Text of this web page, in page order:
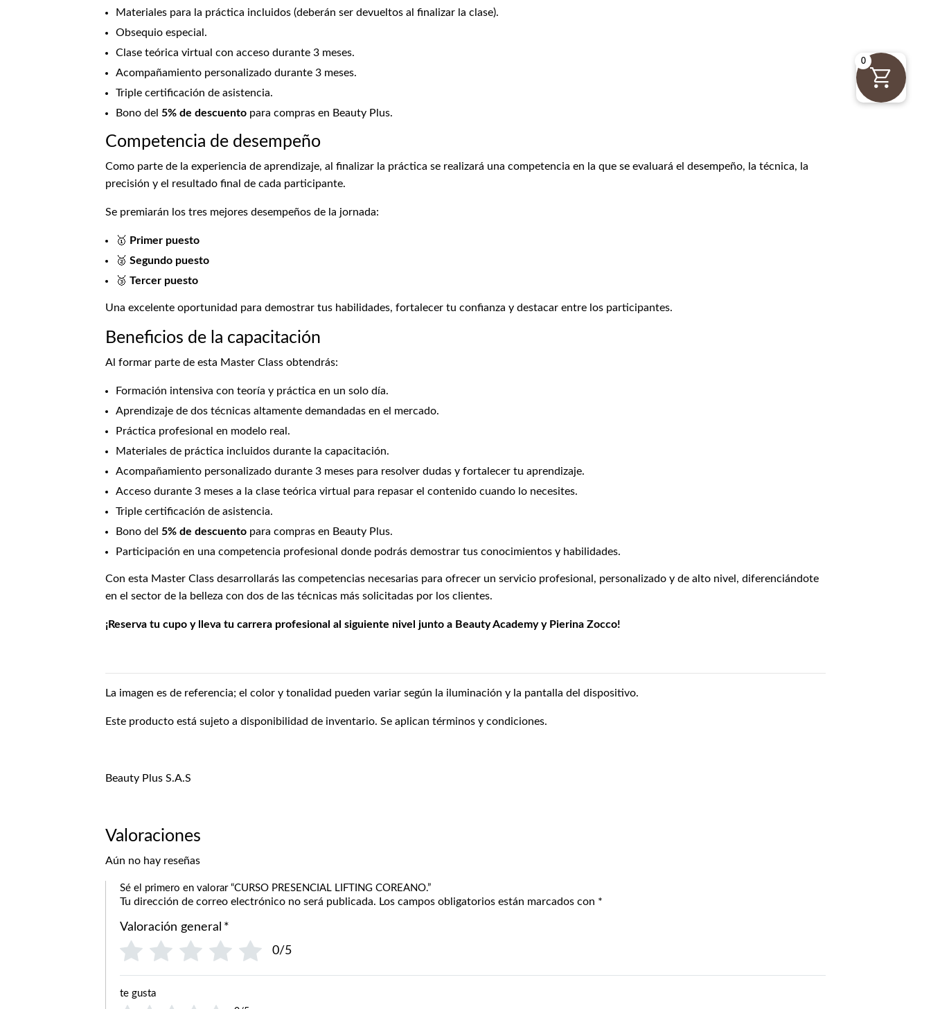
Materiales para la práctica incluidos (deberán ser devueltos al finalizar la clase).
Obsequio especial.
Clase teórica virtual con acceso durante 3 meses.
Acompañamiento personalizado durante 3 meses.
Triple certificación de asistencia.
Bono del 5% de descuento para compras en Beauty Plus.
Competencia de desempeño
Como parte de la experiencia de aprendizaje, al finalizar la práctica se realizará una competencia en la que se evaluará el desempeño, la técnica, la
precisión y el resultado final de cada participante.
Se premiarán los tres mejores desempeños de la jornada:
🥇 Primer puesto
🥈 Segundo puesto
🥉 Tercer puesto
Una excelente oportunidad para demostrar tus habilidades, fortalecer tu confianza y destacar entre los participantes.
Beneficios de la capacitación
Al formar parte de esta Master Class obtendrás:
Formación intensiva con teoría y práctica en un solo día.
Aprendizaje de dos técnicas altamente demandadas en el mercado.
Práctica profesional en modelo real.
Materiales de práctica incluidos durante la capacitación.
Acompañamiento personalizado durante 3 meses para resolver dudas y fortalecer tu aprendizaje.
Acceso durante 3 meses a la clase teórica virtual para repasar el contenido cuando lo necesites.
Triple certificación de asistencia.
Bono del 5% de descuento para compras en Beauty Plus.
Participación en una competencia profesional donde podrás demostrar tus conocimientos y habilidades.
Con esta Master Class desarrollarás las competencias necesarias para ofrecer un servicio profesional, personalizado y de alto nivel, diferenciándote
en el sector de la belleza con dos de las técnicas más solicitadas por los clientes.
¡Reserva tu cupo y lleva tu carrera profesional al siguiente nivel junto a Beauty Academy y Pierina Zocco!
La imagen es de referencia; el color y tonalidad pueden variar según la iluminación y la pantalla del dispositivo.
Este producto está sujeto a disponibilidad de inventario. Se aplican términos y condiciones.
Beauty Plus S.A.S
Valoraciones
Aún no hay reseñas
Sé el primero en valorar “CURSO PRESENCIAL LIFTING COREANO.”
Tu dirección de correo electrónico no será publicada. Los campos obligatorios están marcados con *
Valoración general *
0/5
te gusta
0